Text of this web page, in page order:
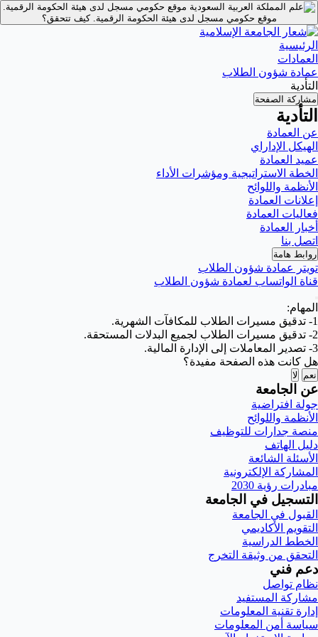
موقع حكومي مسجل لدى هيئة الحكومة الرقمية.
موقع حكومي مسجل لدى هيئة الحكومة الرقمية.كيف تتحقق؟
الرئيسية
العمادات
عمادة شؤون الطلاب
التأدية
مشاركة الصفحة
التأدية
عن العمادة
الهيكل الإداراي
عميد العمادة
الخطة الاستراتيجية ومؤشرات الأداء
الأنظمة واللوائح
إعلانات العمادة
فعاليات العمادة
أخبار العمادة
اتصل بنا
روابط هامة
تويتر عمادة شؤون الطلاب
قناة الواتساب لعمادة شؤون الطلاب
المهام:
1- تدقيق مسيرات الطلاب للمكافآت الشهرية.
2- تدقيق مسيرات الطلاب لجميع البدلات المستحقة.
3- تصدير المعاملات إلى الإدارة المالية.
هل كانت هذه الصفحة مفيدة؟
نعم لا
عن الجامعة
جولة افتراضية
الأنظمة واللوائح
منصة جدارات للتوظيف
دليل الهاتف
الأسئلة الشائعة
المشاركة الإلكترونية
مبادرات رؤية 2030
التسجيل في الجامعة
القبول في الجامعة
التقويم الأكاديمي
الخطط الدراسية
التحقق من وثيقة التخرج
دعم فني
نظام تواصل
مشاركة المستفيد
إدارة تقنية المعلومات
سياسة أمن المعلومات